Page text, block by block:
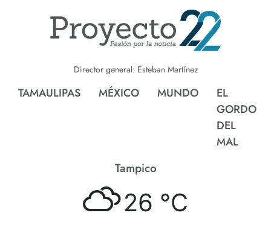
Director general: Esteban Martínez
TAMAULIPAS MÉXICO MUNDO
EL
GORDO
DEL
MAL
Tampico
26 °C